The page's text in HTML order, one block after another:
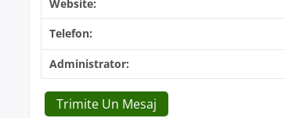
Website:
Telefon:
Administrator:
Trimite Un Mesaj